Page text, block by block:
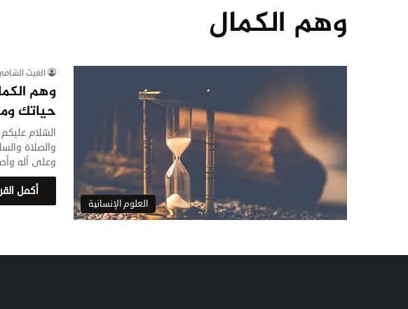
وهم الكمال
العلوم الإنسانية
الغيث
وهم
حياتك
السّلام
والصلاة
وعلى آله
أكمل